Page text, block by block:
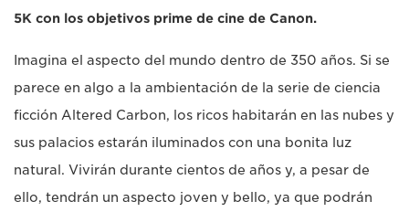
5K con los objetivos prime de cine de Canon.
Imagina el aspecto del mundo dentro de 350 años. Si se
parece en algo a la ambientación de la serie de ciencia
ficción Altered Carbon, los ricos habitarán en las nubes y
sus palacios estarán iluminados con una bonita luz
natural. Vivirán durante cientos de años y, a pesar de
ello, tendrán un aspecto joven y bello, ya que podrán